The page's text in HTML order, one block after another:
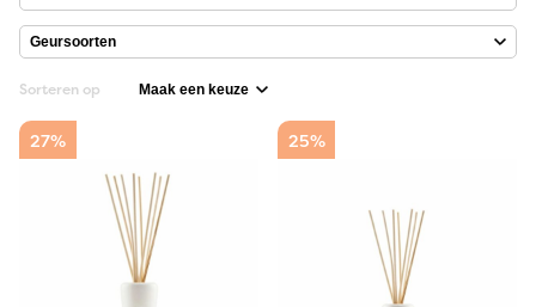
Sorteren op
27% 25%